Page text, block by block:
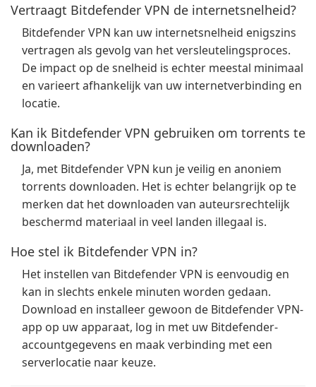
Vertraagt Bitdefender VPN de internetsnelheid?
Bitdefender VPN kan uw internetsnelheid enigszins
vertragen als gevolg van het versleutelingsproces.
De impact op de snelheid is echter meestal minimaal
en varieert afhankelijk van uw internetverbinding en
locatie.
Kan ik Bitdefender VPN gebruiken om torrents te
downloaden?
Ja, met Bitdefender VPN kun je veilig en anoniem
torrents downloaden. Het is echter belangrijk op te
merken dat het downloaden van auteursrechtelijk
beschermd materiaal in veel landen illegaal is.
Hoe stel ik Bitdefender VPN in?
Het instellen van Bitdefender VPN is eenvoudig en
kan in slechts enkele minuten worden gedaan.
Download en installeer gewoon de Bitdefender VPN-
app op uw apparaat, log in met uw Bitdefender-
accountgegevens en maak verbinding met een
serverlocatie naar keuze.